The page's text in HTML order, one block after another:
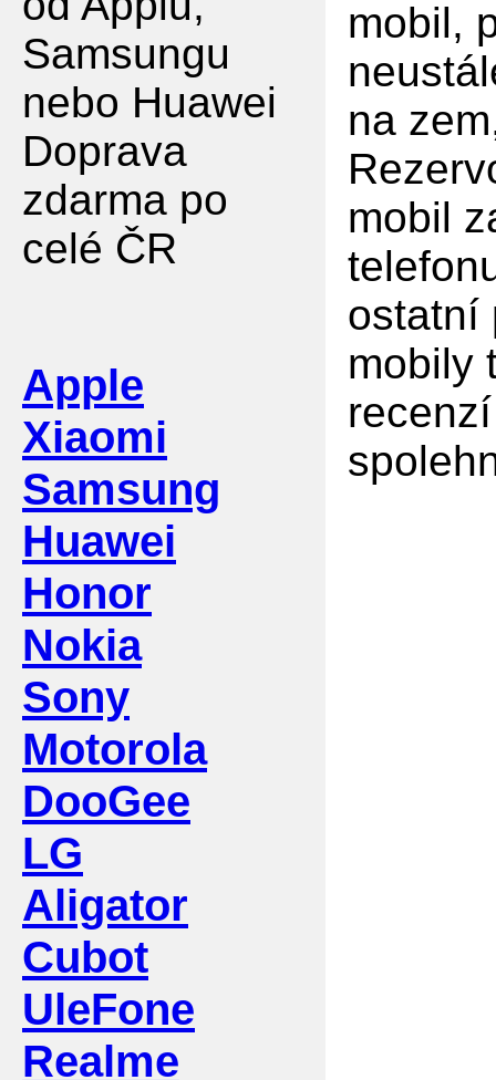
Samsungu
nebo Huawei
Doprava
zdarma po
celé ČR
Apple
Xiaomi
Samsung
Huawei
Honor
Nokia
Sony
Motorola
DooGee
LG
Aligator
Cubot
UleFone
Realme
mobil,
na
mobil
ostatní
mobily